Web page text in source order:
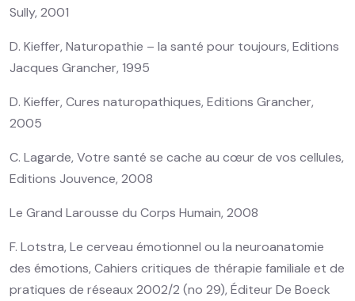
Sully, 2001
D. Kieffer, Naturopathie – la santé pour toujours, Editions
Jacques Grancher, 1995
D. Kieffer, Cures naturopathiques, Editions Grancher,
2005
C. Lagarde, Votre santé se cache au cœur de vos cellules,
Editions Jouvence, 2008
Le Grand Larousse du Corps Humain, 2008
F. Lotstra, Le cerveau émotionnel ou la neuroanatomie
des émotions, Cahiers critiques de thérapie familiale et de
pratiques de réseaux 2002/2 (no 29), Éditeur De Boeck